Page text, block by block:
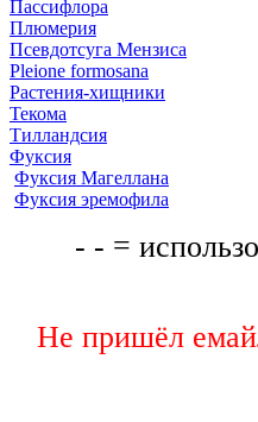
Пассифлора
Плюмерия
Псевдотсуга Мензиса
Pleione formosana
Растения-хищники
Текома
Тилландсия
Фуксия
Фуксия Магеллана
Фуксия эремофила
- - =
Не пришёл